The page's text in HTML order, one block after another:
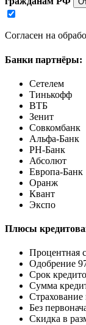
Согласен на
Банки партнёры:
Сетелем
Тинькофф
ВТБ
Зенит
Совкомбанк
Альфа-Банк
РН-Банк
Абсолют
Европа-Банк
Оранж
Квант
Экспо
Плюсы
Процентная
Одобрение
Срок
Сумма
Без
Скидка в